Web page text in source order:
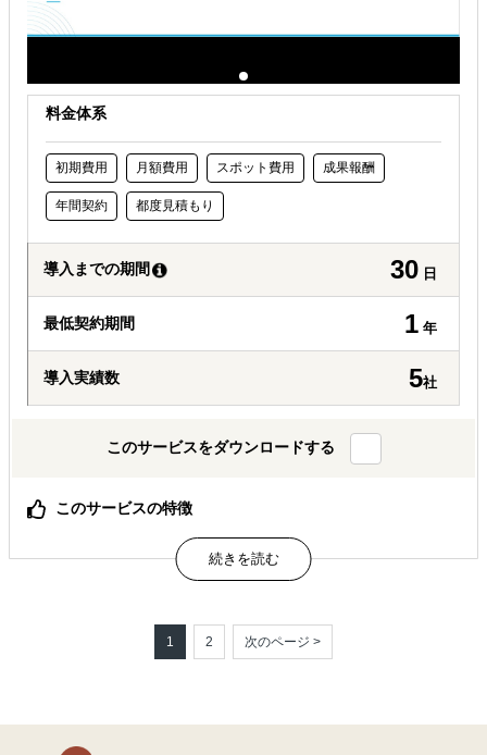
料金体系
初期費用 月額費用 スポット費用 成果報酬
年間契約 都度見積もり
導入までの期間 30 日
最低契約期間 1 年
導入実績数 5社
このサービスをダウンロードする
このサービスの特徴
日印における弊社の長い経験、日本語での対応
多言語サイト制作
1 2 次のページ >